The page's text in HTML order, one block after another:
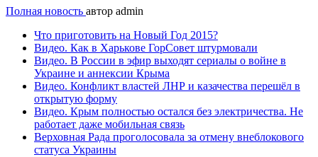
Полная новость автор admin
Что приготовить на Новый Год 2015?
Видео. Как в Харькове ГорСовет штурмовали
Видео. В России в эфир выходят сериалы о войне в
Украине и аннексии Крыма
Видео. Конфликт властей ЛНР и казачества перешёл в
открытую форму
Видео. Крым полностью остался без электричества. Не
работает даже мобильная связь
Верховная Рада проголосовала за отмену внеблокового
статуса Украины